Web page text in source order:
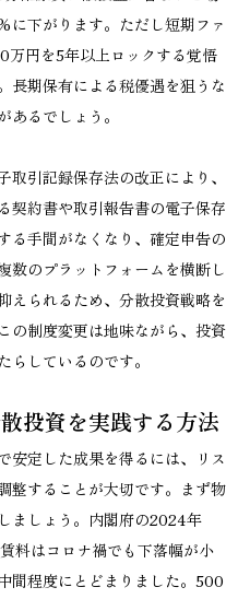
に下がります。ただし短期ファ
万円を5年以上ロックする覚悟
長期保有による税優遇を狙うな
あるでしょう。
引記録保存法の改正により、
契約書や取引報告書の電子保存
る手間がなくなり、確定申告の
数のプラットフォームを横断し
えられるため、分散投資戦略を
の制度変更は地味ながら、投資
しているのです。
投資を実践する方法
安定した成果を得るには、リス
整することが大切です。まず物
ましょう。内閣府の2024年
料はコロナ禍でも下落幅が小
間程度にとどまりました。500